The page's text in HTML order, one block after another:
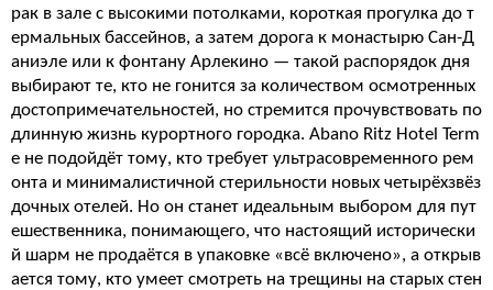
рак в зале с высокими потолками, короткая прогулка до т
ермальных бассейнов, а затем дорога к монастырю Сан-Д
аниэле или к фонтану Арлекино — такой распорядок дня
выбирают те, кто не гонится за количеством осмотренных
достопримечательностей, но стремится прочувствовать по
длинную жизнь курортного городка. Abano Ritz Hotel Term
e не подойдёт тому, кто требует ультрасовременного рем
онта и минималистичной стерильности новых четырёхзвёз
дочных отелей. Но он станет идеальным выбором для пут
ешественника, понимающего, что настоящий исторически
й шарм не продаётся в упаковке «всё включено», а открыв
ается тому, кто умеет смотреть на трещины на старых стен